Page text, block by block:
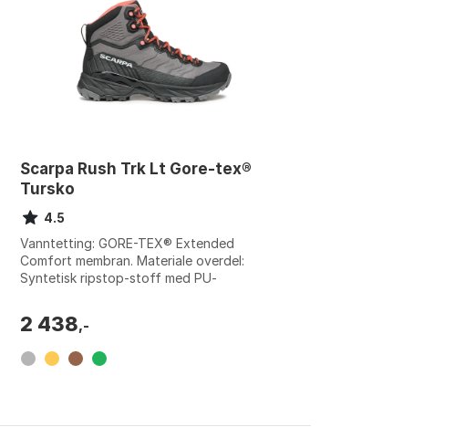
Scarpa Rush Trk Lt Gore-tex®
Tursko
4.5
Vanntetting: GORE-TEX® Extended
Comfort membran. Materiale overdel:
Syntetisk ripstop-stoff med PU-
2 438,-